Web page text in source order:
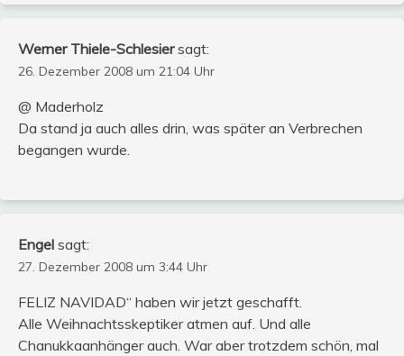
Werner Thiele-Schlesier sagt:
26. Dezember 2008 um 21:04 Uhr
@ Maderholz
Da stand ja auch alles drin, was später an Verbrechen
begangen wurde.
Engel sagt:
27. Dezember 2008 um 3:44 Uhr
FELIZ NAVIDAD“ haben wir jetzt geschafft.
Alle Weihnachtsskeptiker atmen auf. Und alle
Chanukkaanhänger auch. War aber trotzdem schön, mal